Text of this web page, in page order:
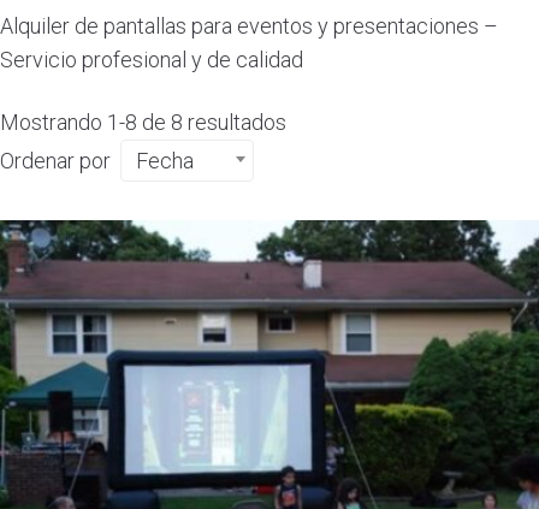
Alquiler de pantallas para eventos y presentaciones –
Servicio profesional y de calidad
Mostrando 1-8 de 8 resultados
Ordenar por
Fecha